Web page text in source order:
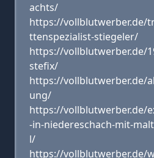
achts/
https://vollblutwerber.de/
ttenspezialist-stiegeler/
https://vollblutwerber.de/
stefix/
https://vollblutwerber.de/
ung/
https://vollblutwerber.de/
-in-niedereschach-mit-
l/
https://vollblutwerber.de/